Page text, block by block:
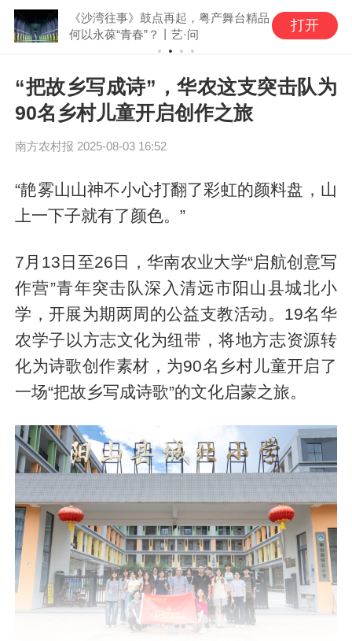
《沙湾往事》鼓点再起，粤产舞台精品
何以永葆“青春”？丨艺·问
打开
“把故乡写成诗”，华农这支突击队为
90名乡村儿童开启创作之旅
南方农村报 2025-08-03 16:52
“靘雾山山神不小心打翻了彩虹的颜料盘，山
上一下子就有了颜色。”
7月13日至26日，华南农业大学“启航创意写
作营”青年突击队深入清远市阳山县城北小
学，开展为期两周的公益支教活动。19名华
农学子以方志文化为纽带，将地方志资源转
化为诗歌创作素材，为90名乡村儿童开启了
一场“把故乡写成诗歌”的文化启蒙之旅。